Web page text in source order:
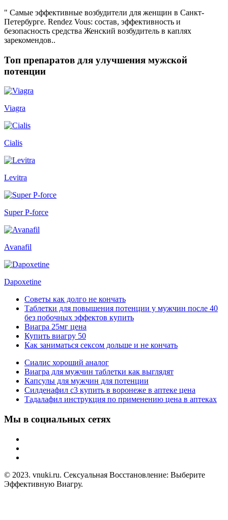
" Самые эффективные возбудители для женщин в Санкт-
Петербурге. Rendez Vous: состав, эффективность и
безопасность средства Женский возбудитель в каплях
зарекомендов..
Топ препаратов для улучшения мужской
потенции
Viagra
Cialis
Levitra
Super P-force
Avanafil
Dapoxetine
Советы как долго не кончать
Таблетки для повышения потенции у мужчин после 40
без побочных эффектов купить
Виагра 25мг цена
Купить виагру 50
Как заниматься сексом дольше и не кончать
Сиалис хороший аналог
Виагра для мужчин таблетки как выглядят
Капсулы для мужчин для потенции
Силденафил с3 купить в воронеже в аптеке цена
Тадалафил инструкция по применению цена в аптеках
Мы в социальных сетях
© 2023. vnuki.ru. Сексуальная Восстановление: Выберите
Эффективную Виагру.